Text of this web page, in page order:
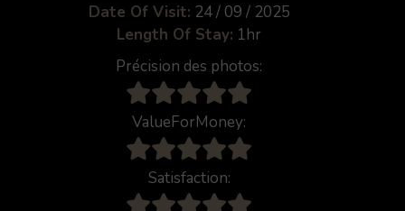
Date Of Visit: 24 / 09 / 2025
Length Of Stay: 1hr
Précision des photos:
ValueForMoney:
Satisfaction: